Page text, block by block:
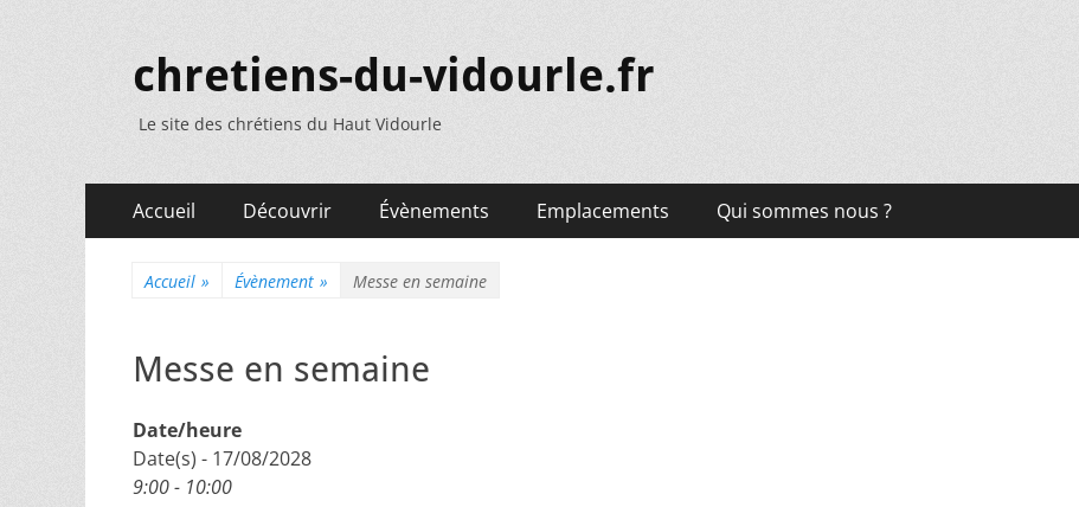
chretiens-du-vidourle.fr
Le site des chrétiens du Haut Vidourle
Menu
principal
Accueil Découvrir Évènements Emplacements Qui sommes nous ?
Accueil » Évènement » Messe en semaine
Messe en semaine
Date/heure
Date(s) - 17/08/2028
9:00 - 10:00